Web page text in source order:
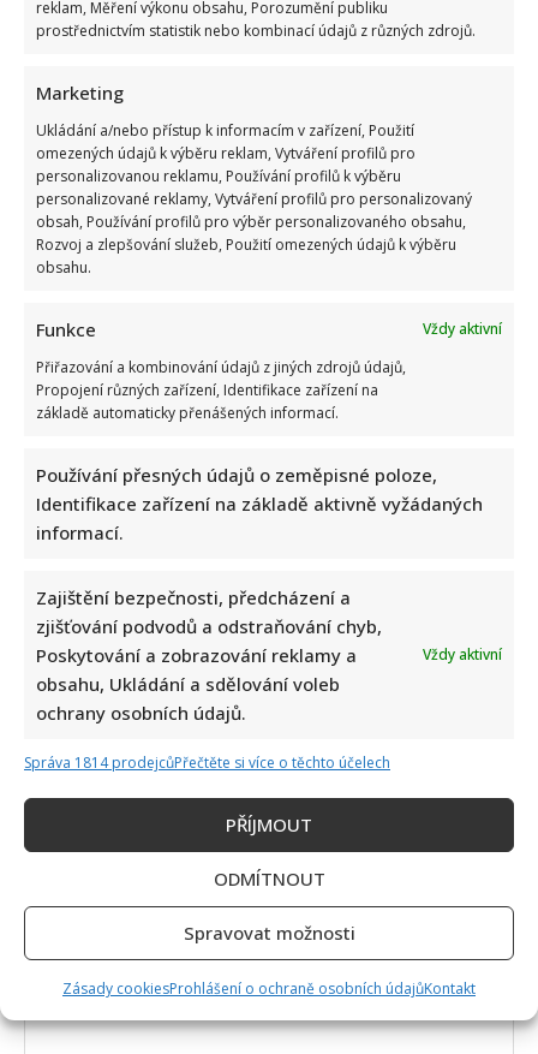
reklam, Měření výkonu obsahu, Porozumění publiku
prostřednictvím statistik nebo kombinací údajů z různých zdrojů.
Marketing
Ukládání a/nebo přístup k informacím v zařízení, Použití
omezených údajů k výběru reklam, Vytváření profilů pro
personalizovanou reklamu, Používání profilů k výběru
personalizované reklamy, Vytváření profilů pro personalizovaný
obsah, Používání profilů pro výběr personalizovaného obsahu,
Rozvoj a zlepšování služeb, Použití omezených údajů k výběru
obsahu.
Funkce
Vždy aktivní
Přiřazování a kombinování údajů z jiných zdrojů údajů,
Propojení různých zařízení, Identifikace zařízení na
základě automaticky přenášených informací.
Používání přesných údajů o zeměpisné poloze,
Identifikace zařízení na základě aktivně vyžádaných
informací.
Zajištění bezpečnosti, předcházení a
zjišťování podvodů a odstraňování chyb,
Poskytování a zobrazování reklamy a
obsahu, Ukládání a sdělování voleb
ochrany osobních údajů.
Vždy aktivní
Správa 1814 prodejcůPřečtěte si více o těchto účelech
PŘÍJMOUT
ODMÍTNOUT
Spravovat možnosti
Zásady cookiesProhlášení o ochraně osobních údajůKontakt
Napsat komentář
Vaše e-mailová adresa nebude zveřejněna.
Vyžadované informace jsou označeny
Komentář